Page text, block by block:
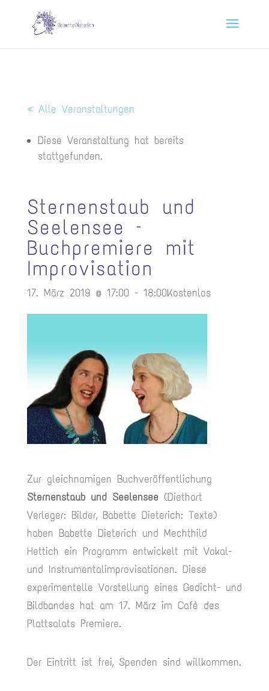
« Alle Veranstaltungen
Diese Veranstaltung hat bereits
stattgefunden.
Sternenstaub und
Seelensee –
Buchpremiere mit
Improvisation
17. März 2019 @ 17:00 - 18:00Kostenlos
Zur gleichnamigen Buchveröffentlichung
Sternenstaub und Seelensee(Diethart
Verleger: Bilder, Babette Dieterich: Texte)
haben Babette Dieterich und Mechthild
Hettich ein Programm entwickelt mit Vokal-
und Instrumentalimprovisationen. Diese
experimentelle Vorstellung eines Gedicht- und
Bildbandes hat am 17. März im Cafè des
Plattsalats Premiere.
Der Eintritt ist frei, Spenden sind willkommen.